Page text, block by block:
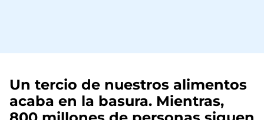
Un tercio de nuestros alimentos
acaba en la basura. Mientras,